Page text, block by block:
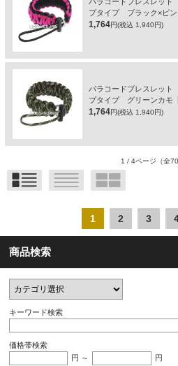
プタイプ ブラック×ピン
1,764円(税込 1,940円)
パラコードブレスレッ
プタイプ グリーンカモ
1,764円(税込 1,940円)
1 / 4ページ （全
1 2 3
商品検索
キーワード検索
価格帯検索
円 ～
円